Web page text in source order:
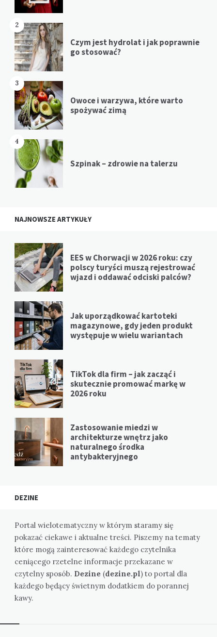
2
Czym jest hydrolat i jak poprawnie
go stosować?
3
Owoce i warzywa, które warto
spożywać zimą
4
Szpinak – zdrowie na talerzu
NAJNOWSZE ARTYKUŁY
EES w Chorwacji w 2026 roku: czy
polscy turyści muszą rejestrować
wjazd i oddawać odciski palców?
Jak uporządkować kartoteki
magazynowe, gdy jeden produkt
występuje w wielu wariantach
TikTok dla firm – jak zacząć i
skutecznie promować markę w
2026 roku
Zastosowanie miedzi w
architekturze wnętrz jako
naturalnego środka
antybakteryjnego
DEZINE
Portal wielotematyczny w którym staramy się
pokazać ciekawe i aktualne treści. Piszemy na tematy
które mogą zainteresować każdego czytelnika
ceniącego rzetelne informacje przekazane w
czytelny sposób. Dezine (dezine.pl) to portal dla
każdego będący świetnym dodatkiem do porannej
kawy.